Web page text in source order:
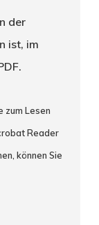
der
ist, im
zum Lesen
Reader
können Sie